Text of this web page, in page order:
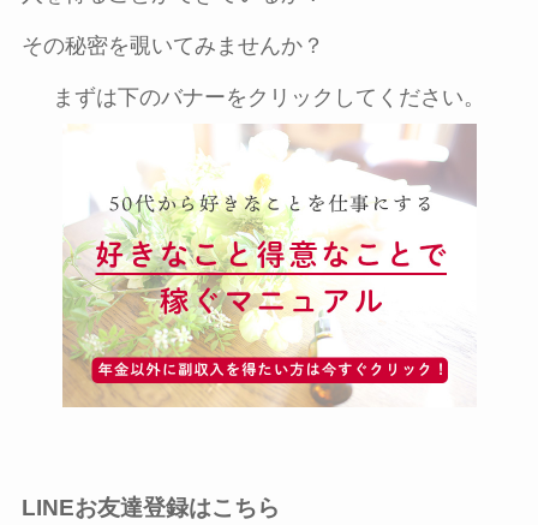
その秘密を覗いてみませんか？
まずは下のバナーをクリックしてください。
LINEお友達登録はこちら